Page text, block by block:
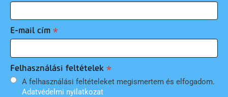
E-mail cím
Felhasználási feltételek
A felhasználási feltételeket megismertem és elfogadom.
Adatvédelmi nyilatkozat